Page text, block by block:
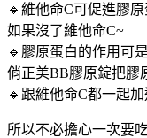
🔹維他命C可促進膠
如果沒了維他命C~
🔹膠原蛋白的作用可
俏正美BB膠原錠把膠
🔹跟維他命C都一起加
所以不必擔心一次要